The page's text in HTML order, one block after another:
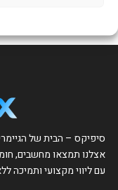
סיפיקס – הבית של
אצלנו תמצאו מחשבים,
עם ליווי מקצועי ותמיכה